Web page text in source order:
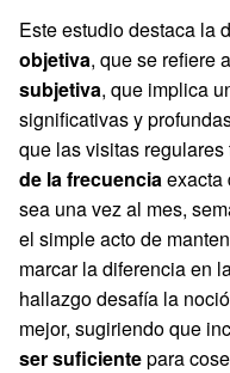
Este estudio destaca la
objetiva, que se refiere
subjetiva, que implica
significativas y
que las visitas
de la frecuencia exacta
sea una vez al mes,
el simple acto de
marcar la diferencia en
hallazgo desafía la
mejor, sugiriendo que
ser suficientepara